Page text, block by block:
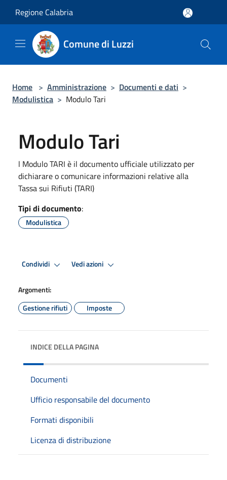
Regione Calabria
Comune di Luzzi
Home > Amministrazione > Documenti e dati >
Modulistica > Modulo Tari
Modulo Tari
l Modulo TARI è il documento ufficiale utilizzato per
dichiarare o comunicare informazioni relative alla
Tassa sui Rifiuti (TARI)
Tipi di documento:
Modulistica
Condividi Vedi azioni
Argomenti:
Gestione rifiuti
Imposte
INDICE DELLA PAGINA
Documenti
Ufficio responsabile del documento
Formati disponibili
Licenza di distribuzione